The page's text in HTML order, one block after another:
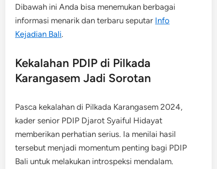
Dibawah ini Anda bisa menemukan berbagai
informasi menarik dan terbaru seputar Info
Kejadian Bali.
Kekalahan PDIP di Pilkada
Karangasem Jadi Sorotan
Pasca kekalahan di Pilkada Karangasem 2024,
kader senior PDIP Djarot Syaiful Hidayat
memberikan perhatian serius. Ia menilai hasil
tersebut menjadi momentum penting bagi PDIP
Bali untuk melakukan introspeksi mendalam.